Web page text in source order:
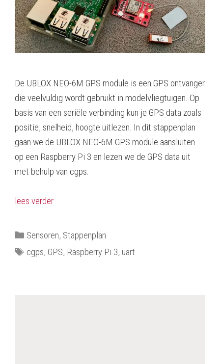
De UBLOX NEO-6M GPS module is een GPS ontvanger
die veelvuldig wordt gebruikt in modelvliegtuigen. Op
basis van een seriële verbinding kun je GPS data zoals
positie, snelheid, hoogte uitlezen. In dit stappenplan
gaan we de UBLOX NEO-6M GPS module aansluiten
op een Raspberry Pi 3 en lezen we de GPS data uit
met behulp van cgps.
lees verder
Categorieën
Sensoren, Stappenplan
Tags
cgps, GPS, Raspberry Pi 3, uart